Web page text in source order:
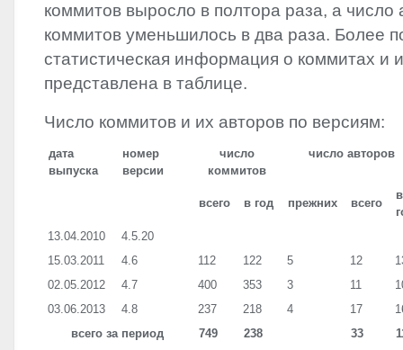
коммитов выросло в полтора раза, а число
коммитов уменьшилось в два раза. Более
статистическая информация о коммитах и
представлена в таблице.
Число коммитов и их авторов по версиям:
дата
выпуска
номер
версии
число
коммитов
число авторов
всего в год прежних всего
в
13.04.2010
4.5.20
15.03.2011
4.6 112 122 5 12
02.05.2012
4.7 400 353 3 11
03.06.2013
4.8 237 218 4 17
всего за период
749 238 33